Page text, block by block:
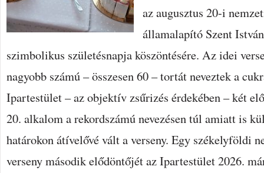
az augusztus 20-i
államalapító Szent
szimbolikus születésnapja köszöntésére. Az idei
nagyobb számú – összesen 60 – tortát neveztek a
Ipartestület – az objektív zsűrizés érdekében – két
20. alkalom a rekordszámú nevezésen túl amiatt is
határokon átívelővé vált a verseny. Egy székelyföldi
verseny második elődöntőjét az Ipartestület 2026.